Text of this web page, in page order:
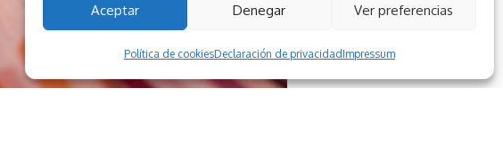
Aceptar Denegar Ver preferencias
Política de cookiesDeclaración de privacidad Impressum